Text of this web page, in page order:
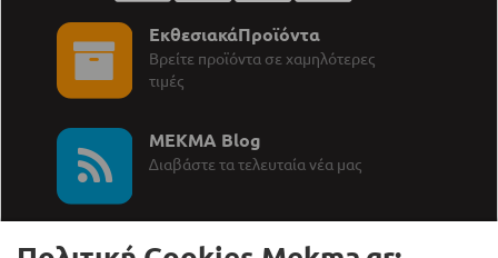
ΕκθεσιακάΠροϊόντα
Βρείτε προϊόντα σε χαμηλότερες
τιμές
MEKMA Blog
∆ιαβάστε τα τελευταία νέα μας